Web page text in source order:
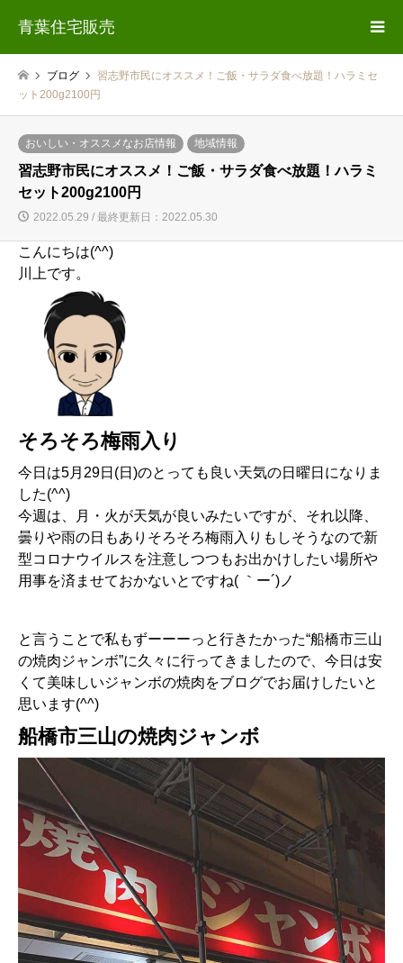
青葉住宅販売
ブログ
習志野市民にオススメ！ご飯・サラダ食べ放題！ハラミセ
ット200g2100円
おいしい・オススメなお店情報 地域情報
習志野市民にオススメ！ご飯・サラダ食べ放題！ハラミ
セット200g2100円
2022.05.29 / 最終更新日：2022.05.30
こんにちは(^^)
川上です。
そろそろ梅雨入り
今日は5月29日(日)のとっても良い天気の日曜日になりま
した(^^)
今週は、月・火が天気が良いみたいですが、それ以降、
曇りや雨の日もありそろそろ梅雨入りもしそうなので新
型コロナウイルスを注意しつつもお出かけしたい場所や
用事を済ませておかないとですね( ｀ー´)ノ
と言うことで私もずーーーっと行きたかった“船橋市三山
の焼肉ジャンボ”に久々に行ってきましたので、今日は安
くて美味しいジャンボの焼肉をブログでお届けしたいと
思います(^^)
船橋市三山の焼肉ジャンボ